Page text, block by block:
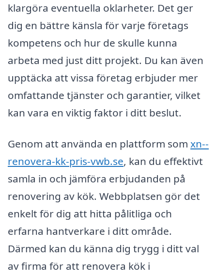
klargöra eventuella oklarheter. Det ger
dig en bättre känsla för varje företags
kompetens och hur de skulle kunna
arbeta med just ditt projekt. Du kan även
upptäcka att vissa företag erbjuder mer
omfattande tjänster och garantier, vilket
kan vara en viktig faktor i ditt beslut.
Genom att använda en plattform som xn--
renovera-kk-pris-vwb.se, kan du effektivt
samla in och jämföra erbjudanden på
renovering av kök. Webbplatsen gör det
enkelt för dig att hitta pålitliga och
erfarna hantverkare i ditt område.
Därmed kan du känna dig trygg i ditt val
av firma för att renovera kök i